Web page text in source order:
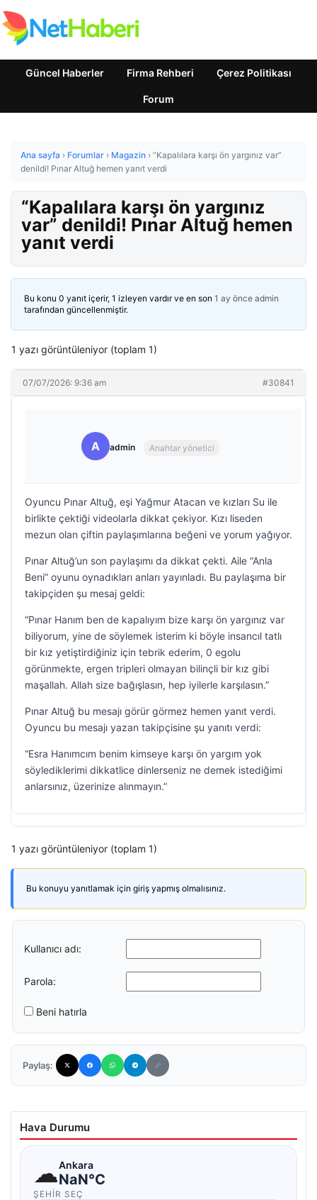
Güncel Haberler Firma Rehberi Çerez Politikası
Forum
Ana sayfa › Forumlar › Magazin › “Kapalılara karşı ön yargınız var”
denildi! Pınar Altuğ hemen yanıt verdi
“Kapalılara karşı ön yargınız
var” denildi! Pınar Altuğ hemen
yanıt verdi
Bu konu 0 yanıt içerir, 1 izleyen vardır ve en son 1 ay önce admin
tarafından güncellenmiştir.
1 yazı görüntüleniyor (toplam 1)
07/07/2026: 9:36 am #30841
A admin Anahtar yönetici
Oyuncu Pınar Altuğ, eşi Yağmur Atacan ve kızları Su ile
birlikte çektiği videolarla dikkat çekiyor. Kızı liseden
mezun olan çiftin paylaşımlarına beğeni ve yorum yağıyor.
Pınar Altuğ’un son paylaşımı da dikkat çekti. Aile “Anla
Beni” oyunu oynadıkları anları yayınladı. Bu paylaşıma bir
takipçiden şu mesaj geldi:
“Pınar Hanım ben de kapalıyım bize karşı ön yargınız var
biliyorum, yine de söylemek isterim ki böyle insancıl tatlı
bir kız yetiştirdiğiniz için tebrik ederim, 0 egolu
görünmekte, ergen tripleri olmayan bilinçli bir kız gibi
maşallah. Allah size bağışlasın, hep iyilerle karşılasın.”
Pınar Altuğ bu mesajı görür görmez hemen yanıt verdi.
Oyuncu bu mesajı yazan takipçisine şu yanıtı verdi:
“Esra Hanımcım benim kimseye karşı ön yargım yok
söylediklerimi dikkatlice dinlerseniz ne demek istediğimi
anlarsınız, üzerinize alınmayın.”
1 yazı görüntüleniyor (toplam 1)
Bu konuyu yanıtlamak için giriş yapmış olmalısınız.
Kullanıcı adı:
Parola:
Beni hatırla
Paylaş:
Hava Durumu
☁Ankara
NaN°C
ŞEHIR SEÇ